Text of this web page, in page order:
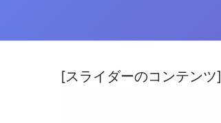
[スライダーのコンテンツ]